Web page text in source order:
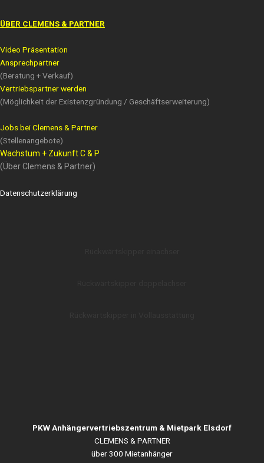
ÜBER CLEMENS & PARTNER
Video Präsentation
Ansprechpartner
(Beratung + Verkauf)
Vertriebspartner werden
(Möglichkeit der Existenzgründung / Geschäftserweiterung)
Jobs bei Clemens & Partner
(Stellenangebote)
Wachstum + Zukunft C & P
(Über Clemens & Partner)
Datenschutzerklärung
PKW Anhängervertriebszentrum & Mietpark Elsdorf
CLEMENS & PARTNER
über 300 Mietanhänger